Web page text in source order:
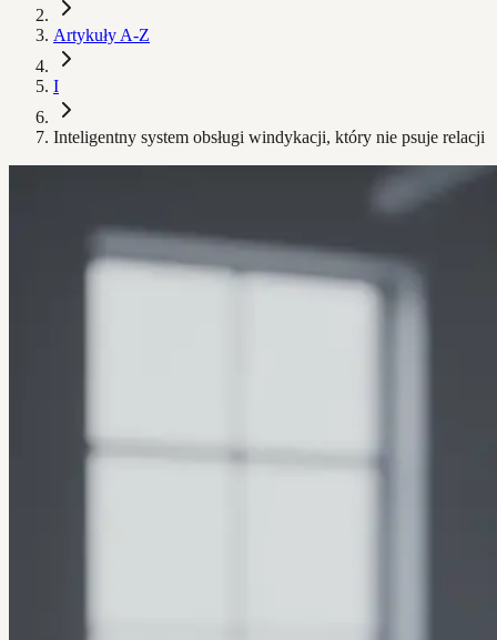
Artykuły A-Z
I
Inteligentny system obsługi windykacji, który nie psuje relacji